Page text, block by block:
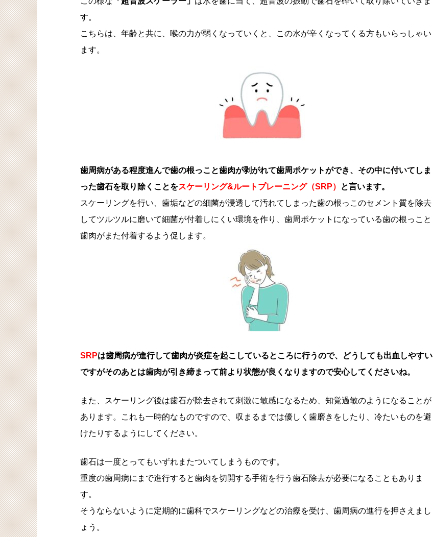
す。
こちらは、年齢と共に、喉の力が弱くなっていくと、この水が辛くなってくる方もいらっしゃい
ます。
歯周病がある程度進んで歯の根っこと歯肉が剥がれて歯周ポケットができ、その中に付いてしま
った歯石を取り除くことをスケーリング&ルートプレーニング（SRP）
と言います。
スケーリングを行い、歯垢などの細菌が浸透して汚れてしまった歯の根っこのセメント質を除去
してツルツルに磨いて細菌が付着しにくい環境を作り、歯周ポケットになっている歯の根っこと
歯肉がまた付着するよう促します。
SRPは歯周病が進行して歯肉が炎症を起こしているところに行うので、どうしても出血しやすい
ですがそのあとは歯肉が引き締まって前より状態が良くなりますので安心してくださいね。
また、スケーリング後は歯石が除去されて刺激に敏感になるため、知覚過敏のようになることが
あります。これも一時的なものですので、収まるまでは優しく歯磨きをしたり、冷たいものを避
けたりするようにしてください。
歯石は一度とってもいずれまたついてしまうものです。
重度の歯周病にまで進行すると歯肉を切開する手術を行う歯石除去が必要になることもありま
す。
そうならないように定期的に歯科でスケーリングなどの治療を受け、歯周病の進行を押さえまし
ょう。